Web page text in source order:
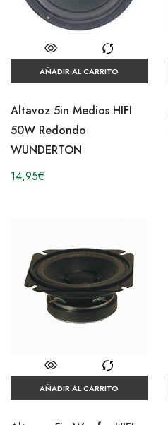
AÑADIR AL CARRITO
Altavoz 5in Medios HIFI
50W Redondo
WUNDERTON
14,95€
AÑADIR AL CARRITO